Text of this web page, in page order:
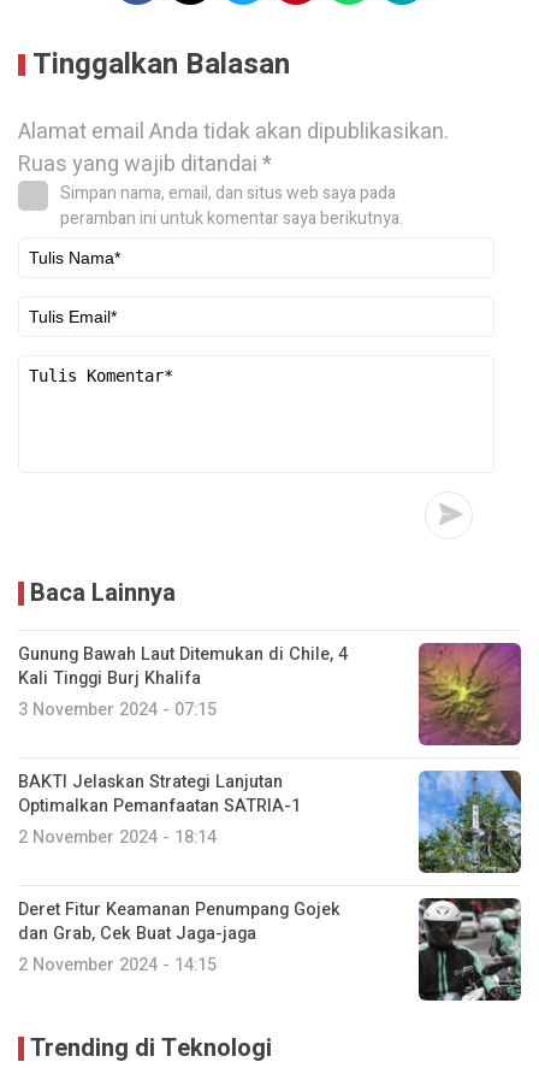
Tinggalkan Balasan
Alamat email Anda tidak akan dipublikasikan.
Ruas yang wajib ditandai*
Simpan nama, email, dan situs web saya pada
peramban ini untuk komentar saya berikutnya.
Baca Lainnya
Gunung Bawah Laut Ditemukan di Chile, 4
Kali Tinggi Burj Khalifa
3 November 2024 - 07:15
BAKTI Jelaskan Strategi Lanjutan
Optimalkan Pemanfaatan SATRIA-1
2 November 2024 - 18:14
Deret Fitur Keamanan Penumpang Gojek
dan Grab, Cek Buat Jaga-jaga
2 November 2024 - 14:15
Trending di Teknologi